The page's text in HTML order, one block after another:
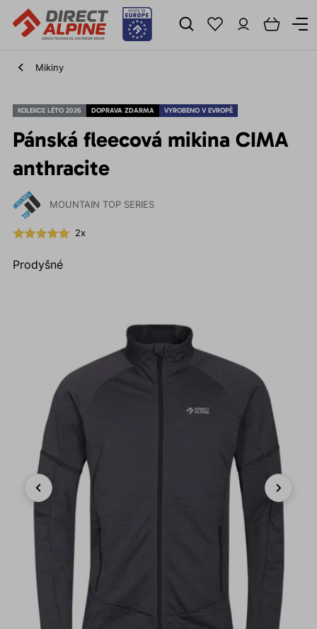
Mikiny
KOLEKCE LÉTO 2026 DOPRAVA ZDARMA VYROBENO V EVROPĚ
Pánská fleecová mikina CIMA
anthracite
MOUNTAIN TOP SERIES
2x
Prodyšné
Next